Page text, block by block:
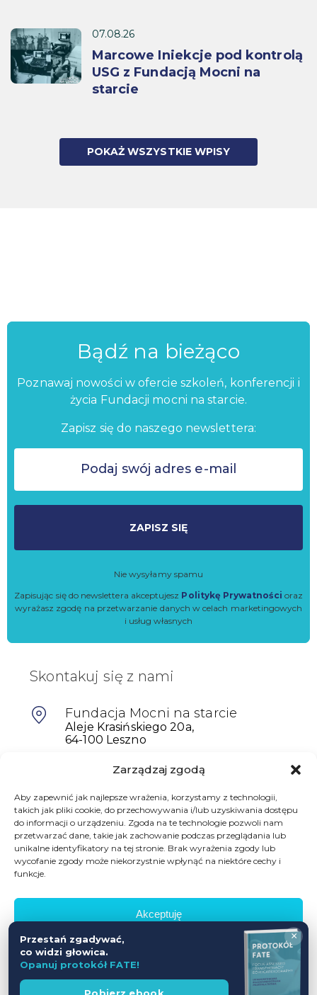
Zarządzaj zgodą
Aby zapewnić jak najlepsze wrażenia, korzystamy z technologii,
takich jak pliki cookie, do przechowywania i/lub uzyskiwania dostępu
do informacji o urządzeniu. Zgoda na te technologie pozwoli nam
przetwarzać dane, takie jak zachowanie podczas przeglądania lub
unikalne identyfikatory na tej stronie. Brak wyrażenia zgody lub
wycofanie zgody może niekorzystnie wpłynąć na niektóre cechy i
funkcje.
Akceptuję
Zobacz preferencje
07.08.26
Marcowe Iniekcje pod kontrolą
USG z Fundacją Mocni na
starcie
POKAŻ WSZYSTKIE WPISY
Bądź na bieżąco
Poznawaj nowości w ofercie szkoleń, konferencji i
życia Fundacji mocni na starcie.
Zapisz się do naszego newslettera:
ZAPISZ SIĘ
Nie wysyłamy spamu
Zapisując się do newslettera akceptujesz Politykę Prywatności oraz
wyrażasz zgodę na przetwarzanie danych w celach marketingowych
i usług własnych
Skontakuj się z nami
Fundacja Mocni na starcie
Aleje Krasińskiego 20a,
64-100 Leszno
601698402
biuro@mocninastarcie.pl
Wszelkie prawa zastrzeżone
Polityka prywatności Regulamin promocji
Wesprzyj
×
Przestań zgadywać,
co widzi głowica.
Opanuj protokół FATE!